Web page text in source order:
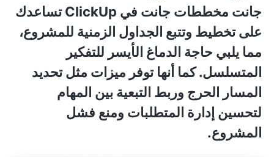
جانت مخططات جانت في ClickUp
تساعدك
على تخطيط وتتبع الجداول الزمنية للمشروع،
مما يلبي حاجة الدماغ الأيسر للتفكير
المتسلسل. كما أنها توفر ميزات مثل تحديد
المسار الحرج وربط التبعية بين المهام
لتحسين إدارة المتطلبات ومنع فشل
المشروع.